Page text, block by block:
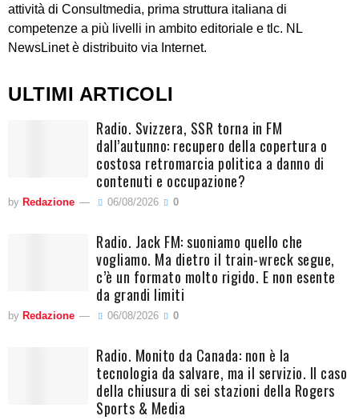
attività di Consultmedia, prima struttura italiana di
competenze a più livelli in ambito editoriale e tlc. NL
NewsLinet è distribuito via Internet.
ULTIMI ARTICOLI
Radio. Svizzera, SSR torna in FM
dall’autunno: recupero della copertura o
costosa retromarcia politica a danno di
contenuti e occupazione?
by Redazione 06/08/2026 0
Radio. Jack FM: suoniamo quello che
vogliamo. Ma dietro il train-wreck segue,
c’è un formato molto rigido. E non esente
da grandi limiti
by Redazione 06/08/2026 0
Radio. Monito da Canada: non è la
tecnologia da salvare, ma il servizio. Il caso
della chiusura di sei stazioni della Rogers
Sports & Media